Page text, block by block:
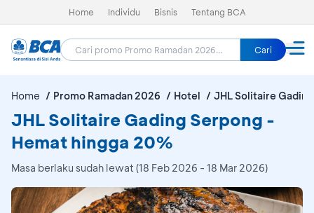
Home Individu Bisnis Tentang BCA
Cari
Home Promo Ramadan 2026 Hotel JHL Solitaire
JHL Solitaire Gading Serpong -
Hemat hingga 20%
Masa berlaku sudah lewat (18 Feb 2026 - 18 Mar 2026)